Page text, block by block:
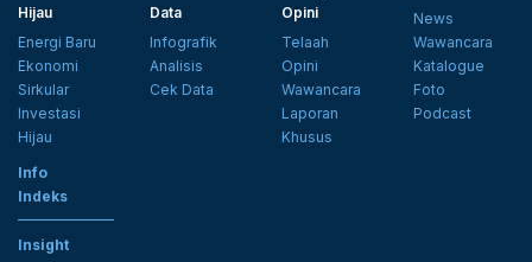
Hijau
Energi Baru
Ekonomi
Sirkular
Investasi
Hijau
Data
Infografik
Analisis
Cek Data
Opini
Telaah
Opini
Wawancara
Laporan
Khusus
News
Wawancara
Katalogue
Foto
Podcast
Info
Indeks
Insight